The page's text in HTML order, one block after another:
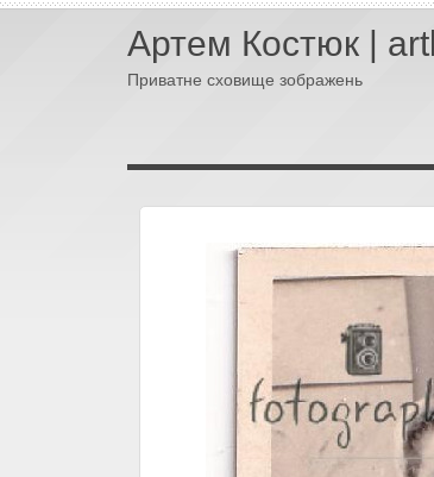
Артем Костюк |
Приватне сховище зображень